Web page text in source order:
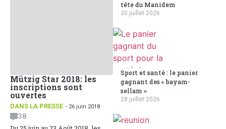
Mützig Star 2018: les
inscriptions sont
ouvertes
DANS LA PRESSE - 26 juin 2018
38
tête du Manidem
30 juillet 2026
Sport et santé : le panier
gagnant des « bayam-
sellam »
28 juillet 2026